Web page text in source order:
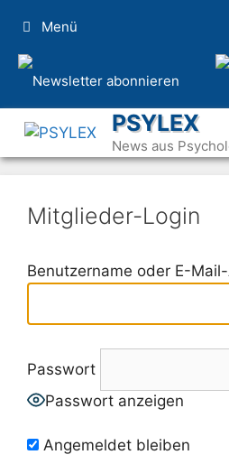
Inhalt
springen
Menü
PSYLEX
News aus
Mitglieder-Login
Benutzername oder E-
Passwort
Passwort anzeigen
Angemeldet bleiben